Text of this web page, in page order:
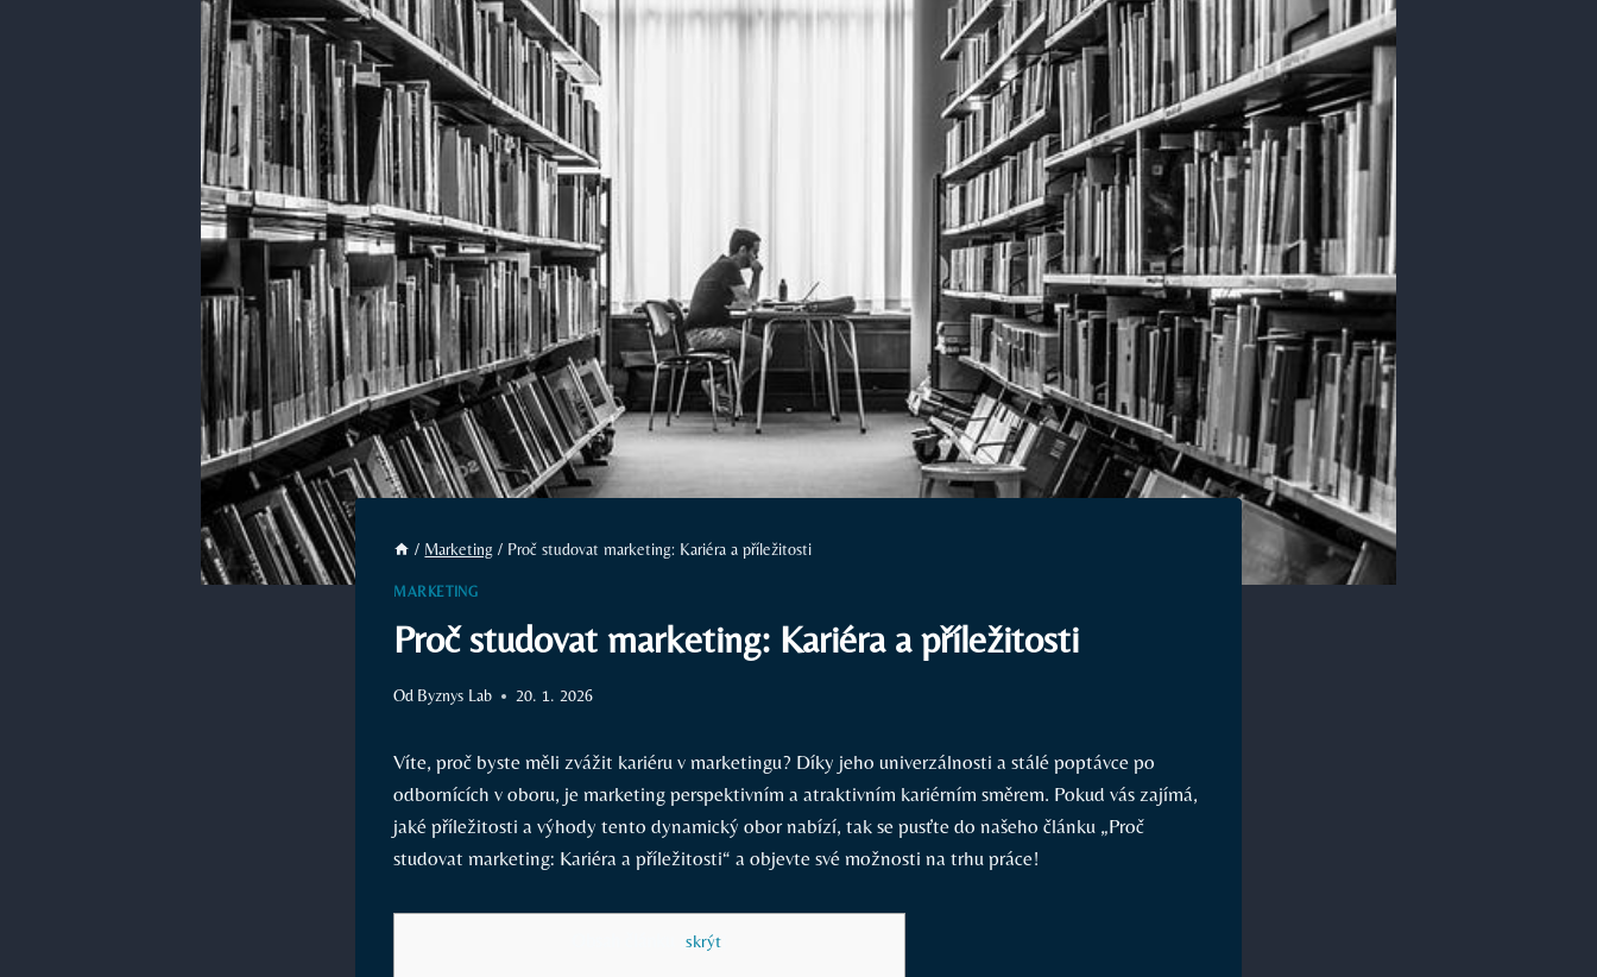
/ Marketing / Proč studovat marketing: Kariéra a příležitosti
MARKETING
Proč studovat marketing: Kariéra a příležitosti
Od Byznys Lab 20. 1. 2026
Víte, proč byste měli zvážit kariéru v marketingu? Díky jeho univerzálnosti a stálé poptávce po
odbornících v oboru, je marketing perspektivním a atraktivním kariérním směrem. Pokud vás zajímá,
jaké příležitosti a výhody tento dynamický obor nabízí, tak se pusťte do našeho článku „Proč
studovat marketing: Kariéra a příležitosti“ a objevte své možnosti na trhu práce!
skrýt